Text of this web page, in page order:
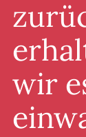
wir